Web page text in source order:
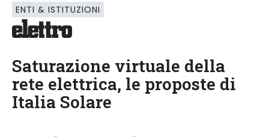
ENTI & ISTITUZIONI
Saturazione virtuale della
rete elettrica, le proposte di
Italia Solare